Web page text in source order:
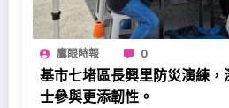
鷹眼時報 0
基市七堵區長興里防災演練
士參與更添韌性。